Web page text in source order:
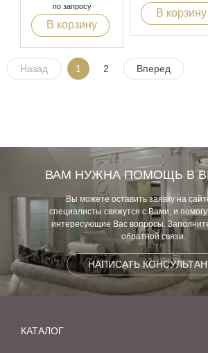
по запросу
В корзину
В корзину
Назад 1 2 Вперед
ВАМ НУЖНА ПОМОЩЬ В
Вы можете оставить заявку на
специалисты свяжутся с Вами, и
интересующие Вас вопросы.
обратной связи.
НАПИСАТЬ
КАТАЛОГ